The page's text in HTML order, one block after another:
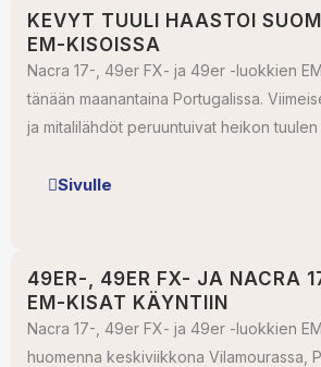
KEVYT TUULI HAASTOI
EM-KISOISSA
Nacra 17-, 49er FX- ja 49er -luokkien
tänään maanantaina Portugalissa.
ja mitalilähdöt peruuntuivat heikon tuulen
Sivulle
49ER-, 49ER FX- JA NACRA
EM-KISAT KÄYNTIIN
Nacra 17-, 49er FX- ja 49er -luokkien
huomenna keskiviikkona Vilamourassa,